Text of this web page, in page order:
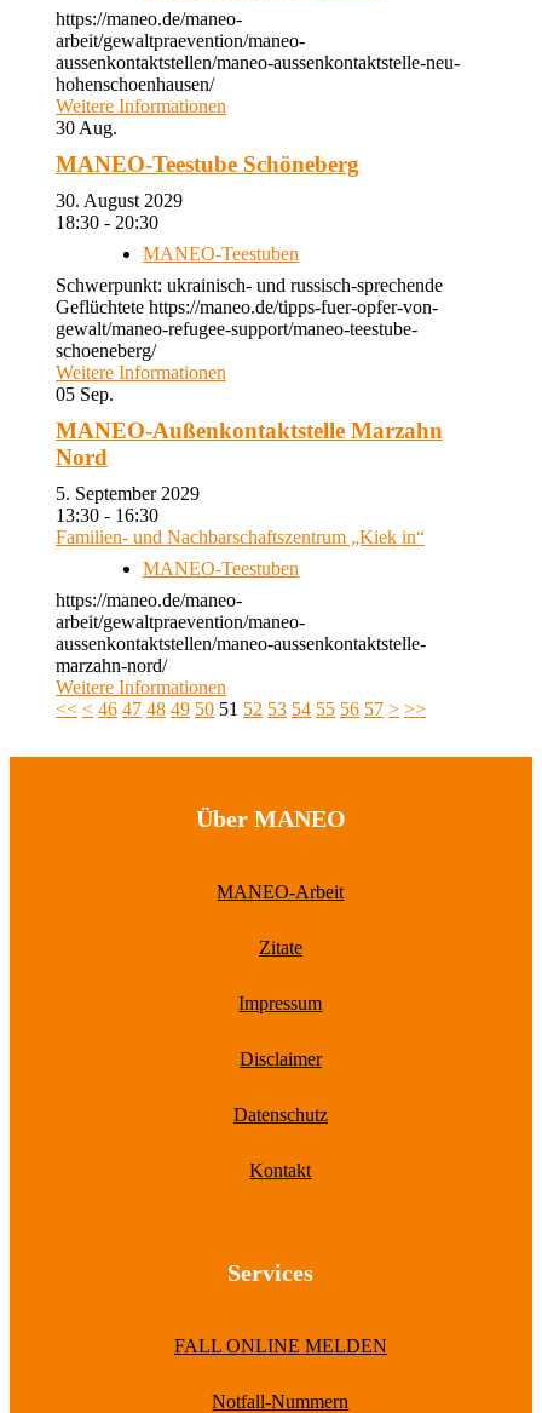
https://maneo.de/maneo-
arbeit/gewaltpraevention/maneo-
aussenkontaktstellen/maneo-aussenkontaktstelle-neu-
hohenschoenhausen/
Weitere Informationen
30 Aug.
MANEO-Teestube Schöneberg
30. August 2029
18:30 - 20:30
MANEO-Teestuben
Schwerpunkt: ukrainisch- und russisch-sprechende
Geflüchtete https://maneo.de/tipps-fuer-opfer-von-
gewalt/maneo-refugee-support/maneo-teestube-
schoeneberg/
Weitere Informationen
05 Sep.
MANEO-Außenkontaktstelle Marzahn
Nord
5. September 2029
13:30 - 16:30
Familien- und Nachbarschaftszentrum „Kiek in“
MANEO-Teestuben
https://maneo.de/maneo-
arbeit/gewaltpraevention/maneo-
aussenkontaktstellen/maneo-aussenkontaktstelle-
marzahn-nord/
Weitere Informationen
<< < 46 47 48 49 50 51 52 53 54 55 56 57 > >>
Über MANEO
MANEO-Arbeit
Zitate
Impressum
Disclaimer
Datenschutz
Kontakt
Services
FALL ONLINE MELDEN
Notfall-Nummern